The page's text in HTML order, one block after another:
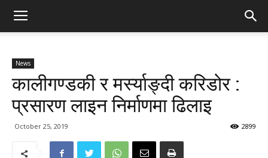
News
कालीगण्डकी र मर्स्याङ्दी करिडोर :
प्रसारण लाइन निर्माणमा ढिलाइ
October 25, 2019 2899